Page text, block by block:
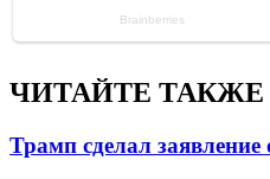
ЧИТАЙТЕ ТАКЖЕ
Трамп сделал